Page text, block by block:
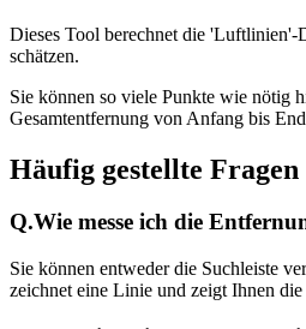
Dieses Tool berechnet die 'Luftlinien'-
schätzen.
Sie können so viele Punkte wie nötig
Gesamtentfernung von Anfang bis
Häufig gestellte Fragen
Q.Wie messe ich die
Sie können entweder die Suchleiste
zeichnet eine Linie und zeigt Ihnen